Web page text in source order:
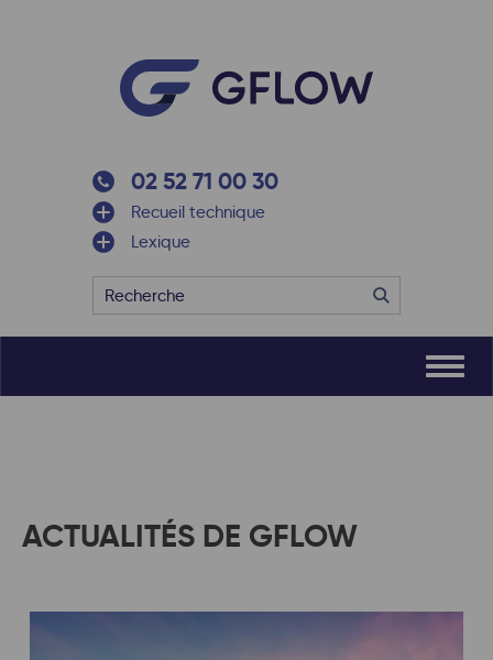
02 52 71 00 30
Recueil technique
Lexique
ACTUALITÉS DE GFLOW